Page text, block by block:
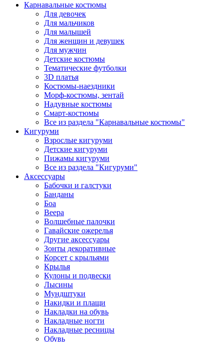
Карнавальные костюмы
Для девочек
Для мальчиков
Для малышей
Для женщин и девушек
Для мужчин
Детские костюмы
Тематические футболки
3D платья
Костюмы-наездники
Морф-костюмы, зентай
Надувные костюмы
Смарт-костюмы
Все из раздела "Карнавальные костюмы"
Кигуруми
Взрослые кигуруми
Детские кигуруми
Пижамы кигуруми
Все из раздела "Кигуруми"
Аксессуары
Бабочки и галстуки
Банданы
Боа
Веера
Волшебные палочки
Гавайские ожерелья
Другие аксессуары
Зонты декоративные
Корсет с крыльями
Крылья
Кулоны и подвески
Лысины
Мундштуки
Накидки и плащи
Накладки на обувь
Накладные ногти
Накладные ресницы
Обувь